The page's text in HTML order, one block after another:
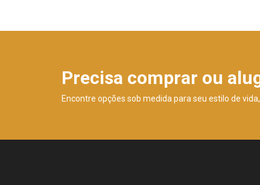
Precisa comprar ou
Encontre opções sob medida para seu estilo de